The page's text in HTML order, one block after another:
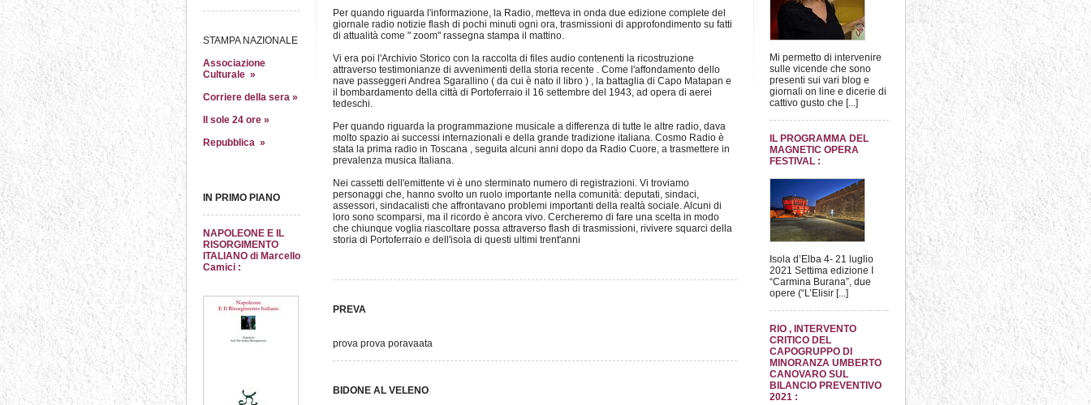
STAMPA NAZIONALE
Associazione
Culturale »
Corriere della sera »
Il sole 24 ore »
Repubblica »
IN PRIMO PIANO
NAPOLEONE E IL
RISORGIMENTO
ITALIANO di Marcello
Camici :
Per quando riguarda l'informazione, la Radio, metteva in onda due edizione complete del
giornale radio notizie flash di pochi minuti ogni ora, trasmissioni di approfondimento su fatti
di attualità come " zoom" rassegna stampa il mattino.
Vi era poi l'Archivio Storico con la raccolta di files audio contenenti la ricostruzione
attraverso testimonianze di avvenimenti della storia recente . Come l'affondamento dello
nave passeggeri Andrea Sgarallino ( da cui è nato il libro ) , la battaglia di Capo Matapan e
il bombardamento della città di Portoferraio il 16 settembre del 1943, ad opera di aerei
tedeschi.
Per quando riguarda la programmazione musicale a differenza di tutte le altre radio, dava
molto spazio ai successi internazionali e della grande tradizione italiana. Cosmo Radio è
stata la prima radio in Toscana , seguita alcuni anni dopo da Radio Cuore, a trasmettere in
prevalenza musica Italiana.
Nei cassetti dell'emittente vi è uno sterminato numero di registrazioni. Vi troviamo
personaggi che, hanno svolto un ruolo importante nella comunità: deputati, sindaci,
assessori, sindacalisti che affrontavano problemi importanti della realtà sociale. Alcuni di
loro sono scomparsi, ma il ricordo è ancora vivo. Cercheremo di fare una scelta in modo
che chiunque voglia riascoltare possa attraverso flash di trasmissioni, rivivere squarci della
storia di Portoferraio e dell'isola di questi ultimi trent'anni
PREVA
prova prova poravaata
BIDONE AL VELENO
Mi permetto di intervenire
sulle vicende che sono
presenti sui vari blog e
giornali on line e dicerie di
cattivo gusto che [...]
IL PROGRAMMA DEL
MAGNETIC OPERA
FESTIVAL :
Isola d’Elba 4- 21 luglio
2021 Settima edizione I
“Carmina Burana”, due
opere (“L’Elisir [...]
RIO , INTERVENTO
CRITICO DEL
CAPOGRUPPO DI
MINORANZA UMBERTO
CANOVARO SUL
BILANCIO PREVENTIVO
2021 :